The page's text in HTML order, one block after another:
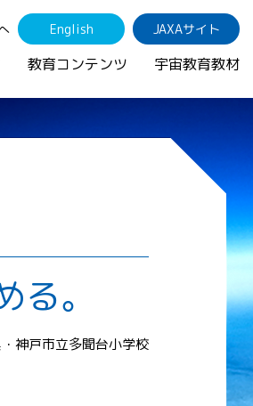
English JAXAサイト
教育コンテンツ 宇宙教育教材
。
神戸市立多聞台小学校